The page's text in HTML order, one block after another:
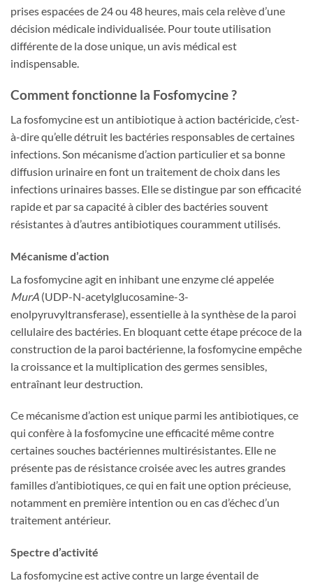
prises espacées de 24 ou 48 heures, mais cela relève d’une
décision médicale individualisée. Pour toute utilisation
différente de la dose unique, un avis médical est
indispensable.
Comment fonctionne la Fosfomycine ?
La fosfomycine est un antibiotique à action bactéricide, c’est-
à-dire qu’elle détruit les bactéries responsables de certaines
infections. Son mécanisme d’action particulier et sa bonne
diffusion urinaire en font un traitement de choix dans les
infections urinaires basses. Elle se distingue par son efficacité
rapide et par sa capacité à cibler des bactéries souvent
résistantes à d’autres antibiotiques couramment utilisés.
Mécanisme d’action
La fosfomycine agit en inhibant une enzyme clé appelée
MurA (UDP-N-acetylglucosamine-3-
enolpyruvyltransferase), essentielle à la synthèse de la paroi
cellulaire des bactéries. En bloquant cette étape précoce de la
construction de la paroi bactérienne, la fosfomycine empêche
la croissance et la multiplication des germes sensibles,
entraînant leur destruction.
Ce mécanisme d’action est unique parmi les antibiotiques, ce
qui confère à la fosfomycine une efficacité même contre
certaines souches bactériennes multirésistantes. Elle ne
présente pas de résistance croisée avec les autres grandes
familles d’antibiotiques, ce qui en fait une option précieuse,
notamment en première intention ou en cas d’échec d’un
traitement antérieur.
Spectre d’activité
La fosfomycine est active contre un large éventail de